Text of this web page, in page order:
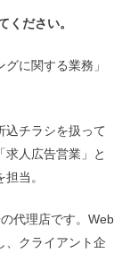
ださい。
に関する業務」
込チラシを扱って
求人広告営業」と
当。
代理店です。Web
、クライアント企